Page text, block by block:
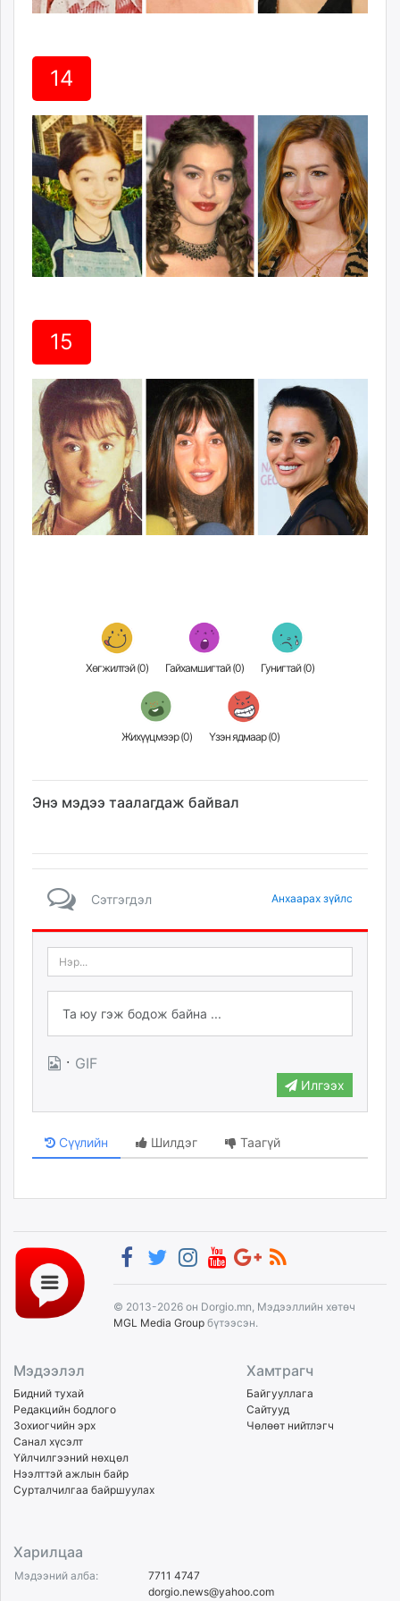
14
15
Хөгжилтэй (0) Гайхамшигтай (0) Гунигтай (0)
Жихүүцмээр (0) Үзэн ядмаар (0)
Энэ мэдээ таалагдаж байвал
Сэтгэгдэл Анхаарах зүйлс
· GIF
Илгээх
Сүүлийн Шилдэг Таагүй
© 2013-2026 он Dorgio.mn, Мэдээллийн хөтөч
MGL Media Group бүтээсэн.
Мэдээлэл
Бидний тухай
Редакцийн бодлого
Зохиогчийн эрх
Санал хүсэлт
Үйлчилгээний нөхцөл
Нээлттэй ажлын байр
Сурталчилгаа байршуулах
Хамтрагч
Байгууллага
Сайтууд
Чөлөөт нийтлэгч
Харилцаа
Мэдээний алба:
7711 4747
dorgio.news@yahoo.com